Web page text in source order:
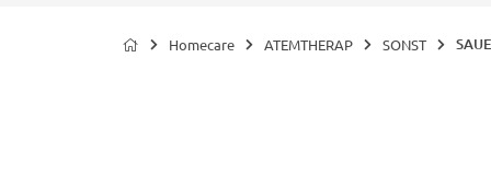
Homecare ATEMTHERAP SONST